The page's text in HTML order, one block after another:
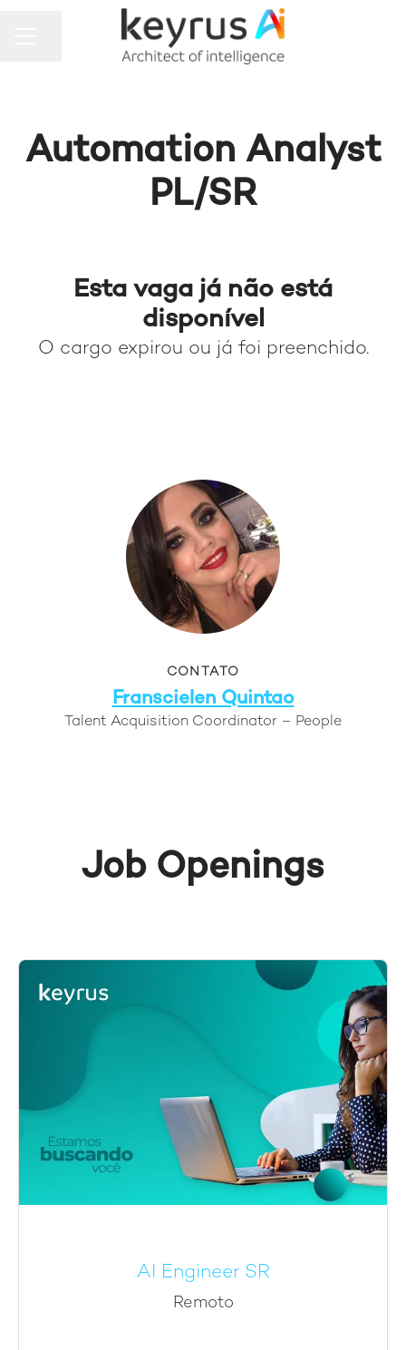
MENU DE CARREIRAS
Compartilhar a página
Automation Analyst
PL/SR
Esta vaga já não está
disponível
O cargo expirou ou já foi preenchido.
CONTATO
Franscielen Quintao
Talent Acquisition Coordinator – People
Job Openings
AI Engineer SR
Remoto